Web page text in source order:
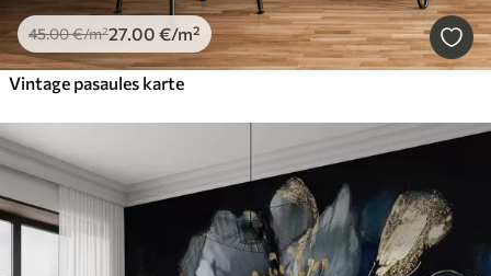
45.00€/m²27.00 €/m²
Vintage pasaules karte